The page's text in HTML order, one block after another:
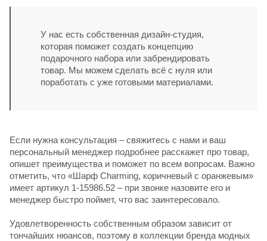
У нас есть собственная дизайн-студия,
которая поможет создать концепцию
подарочного набора или забрендировать
товар. Мы можем сделать всё с нуля или
поработать с уже готовыми материалами.
Если нужна консультация – свяжитесь с нами и ваш
персональный менеджер подробнее расскажет про товар,
опишет преимущества и поможет по всем вопросам. Важно
отметить, что «Шарф Charming, коричневый с оранжевым»
имеет артикул 1-15986.52 – при звонке назовите его и
менеджер быстро поймет, что вас заинтересовало.
Удовлетворенность собственным образом зависит от
тончайших нюансов, поэтому в коллекции бренда модных